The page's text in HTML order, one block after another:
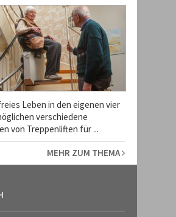
Leben in den eigenen vier
verschiedene
von Treppenliften für ...
MEHR ZUM THEMA